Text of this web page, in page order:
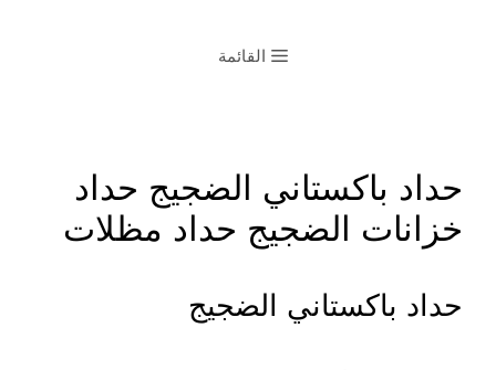
القائمة
حداد باكستاني الضجيج حداد
خزانات الضجيج حداد مظلات
حداد باكستاني الضجيج